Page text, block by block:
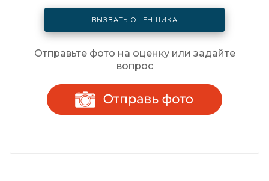
ВЫЗВАТЬ ОЦЕНЩИКА
Отправьте фото на оценку или задайте
вопрос